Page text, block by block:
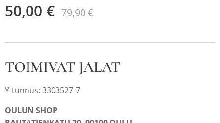
50,00 € 79,90€
TOIMIVAT JALAT
Y-tunnus: 3303527-7
OULUN SHOP